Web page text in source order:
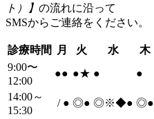
ト）】 の流れに沿って
SMSからご連絡をください。
診療時間 月 火 水 木
9:00〜
12:00
●● ●★ ● ●
14:00～
15:30
/ ● ◎● ◎※◆● ◎●